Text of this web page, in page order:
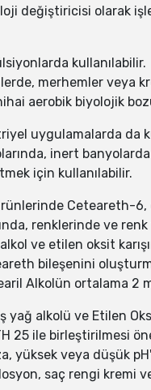
değiştiricisi olarak
kullanılabilir.
merhemler veya
aerobik biyolojik
uygulamalarda da
inert
için kullanılabilir.
Ceteareth-
renklerinde ve renk
ve etilen oksit
bileşenini
Alkolün ortalama 2
yağ alkolü ve Etilen
25 ile birleştirilmesi
yüksek veya düşük
saç rengi kremi